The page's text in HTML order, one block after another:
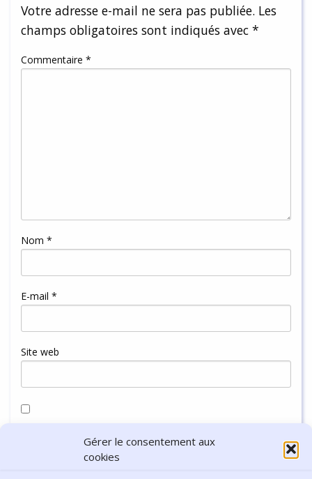
Gérer le consentement aux
cookies
Votre adresse e-mail ne sera pas publiée. Les
champs obligatoires sont indiqués avec *
Commentaire *
Nom *
E-mail *
Site web
navigateur pour mon prochain commentaire.